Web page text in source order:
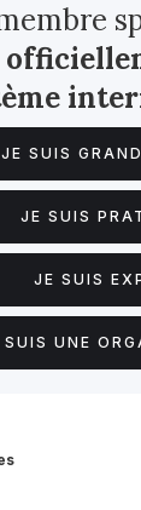
JE SUIS
JE SUIS
JE SUIS
SUIS UNE